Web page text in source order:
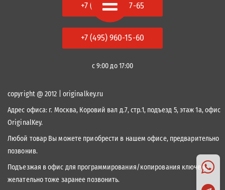
+7 (495) 978-87-65
+7 (495) 960-15-60
с 9:00 до 17:00
copyright @ 2012 | originalkey.ru
Адрес офиса: г. Москва, Коровий вал д.7, стр.1, подъезд 5, этаж 1а, офис
OriginalKey.
Любой товар Вы можете приобрести в нашем офисе, предварительно
позвонив.
Подъезжая в офис для программирования/копирования ключей,
желательно тоже заранее позвонить.